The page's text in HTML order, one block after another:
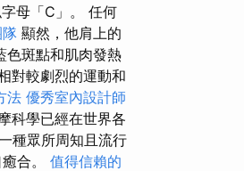
母「C」。 任何
顯然，他肩上的
色斑點和肌肉發熱
對較劇烈的運動和
法 優秀室內設計師
科學已經在世界各
種眾所周知且流行
合。 值得信賴的